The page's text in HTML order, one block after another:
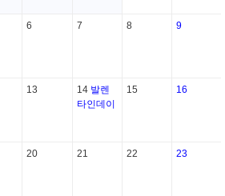
6 7 8 9
13 14 발렌
타인데이
15 16
20 21 22 23